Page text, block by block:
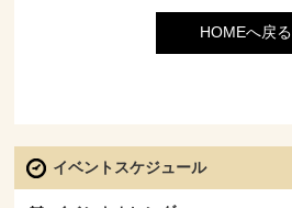
HOMEへ戻る
イベントスケジュール